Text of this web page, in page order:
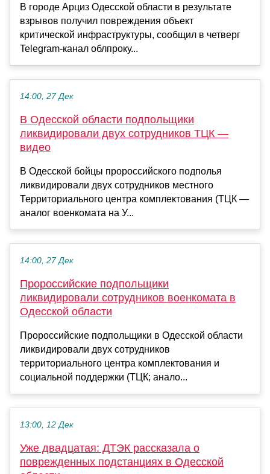
В городе Арциз Одесской области в результате
взрывов получил повреждения объект
критической инфраструктуры, сообщил в четверг
Telegram-канал облпроку...
14:00, 27 Дек
В Одесской области подпольщики
ликвидировали двух сотрудников ТЦК —
видео
В Одесской бойцы пророссийского подполья
ликвидировали двух сотрудников местного
Территориального центра комплектования (ТЦК —
аналог военкомата на У...
14:00, 27 Дек
Пророссийские подпольщики
ликвидировали сотрудников военкомата в
Одесской области
Пророссийские подпольщики в Одесской области
ликвидировали двух сотрудников
территориального центра комплектования и
социальной поддержки (ТЦК; анало...
13:00, 12 Дек
Уже двадцатая: ДТЭК рассказала о
поврежденных подстанциях в Одесской